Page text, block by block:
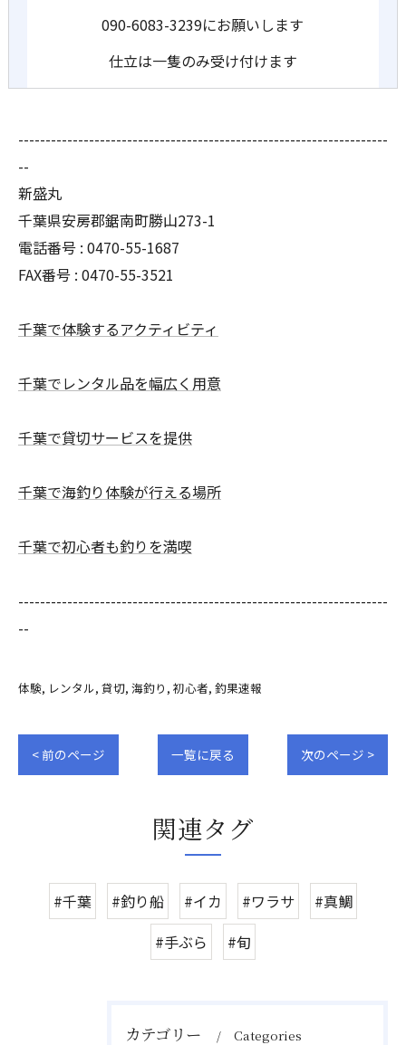
090-6083-3239にお願いします
仕立は一隻のみ受け付けます
--------------------------------------------------------------------
--
新盛丸
千葉県安房郡鋸南町勝山273-1
電話番号 : 0470-55-1687
FAX番号 : 0470-55-3521
千葉で体験するアクティビティ
千葉でレンタル品を幅広く用意
千葉で貸切サービスを提供
千葉で海釣り体験が行える場所
千葉で初心者も釣りを満喫
--------------------------------------------------------------------
--
体験 レンタル 貸切 海釣り 初心者 釣果速報
< 前のページ 一覧に戻る 次のページ >
関連タグ
#千葉 #釣り船 #イカ #ワラサ
#真鯛
#手ぶら
#旬
カテゴリー Categories